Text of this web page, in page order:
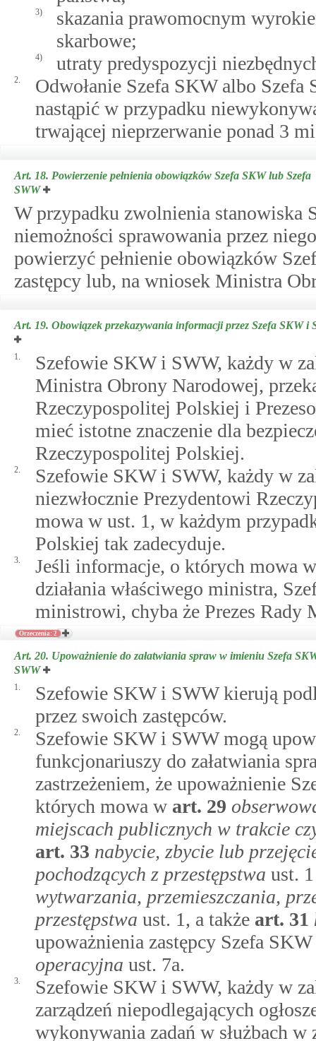
3)
skazania prawomocnym
skarbowe;
4) utraty predyspozycji
2.
Odwołanie Szefa SKW albo
nastąpić w przypadku
trwającej nieprzerwanie ponad 3
Art. 18. Powierzenie pełnienia obowiązków Szefa SKW lub Szefa
SWW
W przypadku zwolnienia stanowiska
niemożności sprawowania przez
powierzyć pełnienie obowiązków
zastępcy lub, na wniosek Ministra
Art. 19. Obowiązek przekazywania informacji przez Szefa SKW i
1.
Szefowie SKW i SWW, każdy w
Ministra Obrony Narodowej,
Rzeczypospolitej Polskiej i
mieć istotne znaczenie dla
Rzeczypospolitej Polskiej.
2.
Szefowie SKW i SWW, każdy w
niezwłocznie Prezydentowi
mowa w ust. 1, w każdym
Polskiej tak zadecyduje.
3.
Jeśli informacje, o których mowa
działania właściwego ministra,
ministrowi, chyba że Prezes Rady
Orzeczenia: 2
Art. 20. Upoważnienie do załatwiania spraw w imieniu Szefa
SWW
1.
Szefowie SKW i SWW kierują
przez swoich zastępców.
2.
Szefowie SKW i SWW mogą
funkcjonariuszy do załatwiania
zastrzeżeniem, że upoważnienie
których mowa w art. 29
miejscach publicznych w trakcie
art. 33 nabycie, zbycie lub
pochodzących z przestępstwa ust.
wytwarzania, przemieszczania,
przestępstwa ust. 1, a także art. 31
upoważnienia zastępcy Szefa
operacyjna ust. 7a.
3.
Szefowie SKW i SWW, każdy w
zarządzeń niepodlegających
wykonywania zadań w służbach